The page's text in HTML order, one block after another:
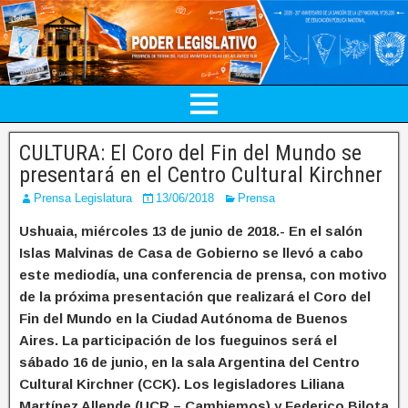
CULTURA: El Coro del Fin del Mundo se
presentará en el Centro Cultural Kirchner
Prensa Legislatura 13/06/2018 Prensa
Ushuaia, miércoles 13 de junio de 2018.- En el salón
Islas Malvinas de Casa de Gobierno se llevó a cabo
este mediodía, una conferencia de prensa, con motivo
de la próxima presentación que realizará el Coro del
Fin del Mundo en la Ciudad Autónoma de Buenos
Aires. La participación de los fueguinos será el
sábado 16 de junio, en la sala Argentina del Centro
Cultural Kirchner (CCK). Los legisladores Liliana